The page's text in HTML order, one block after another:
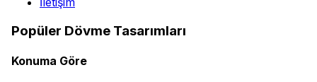
Popüler Dövme Tasarımları
Konuma Göre